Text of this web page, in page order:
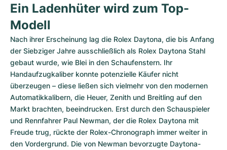
Ein Ladenhüter wird zum Top-
Modell
Nach ihrer Erscheinung lag die Rolex Daytona, die bis Anfang
der Siebziger Jahre ausschließlich als Rolex Daytona Stahl
gebaut wurde, wie Blei in den Schaufenstern. Ihr
Handaufzugkaliber konnte potenzielle Käufer nicht
überzeugen – diese ließen sich vielmehr von den modernen
Automatikkalibern, die Heuer, Zenith und Breitling auf den
Markt brachten, beeindrucken. Erst durch den Schauspieler
und Rennfahrer Paul Newman, der die Rolex Daytona mit
Freude trug, rückte der Rolex-Chronograph immer weiter in
den Vordergrund. Die von Newman bevorzugte Daytona-